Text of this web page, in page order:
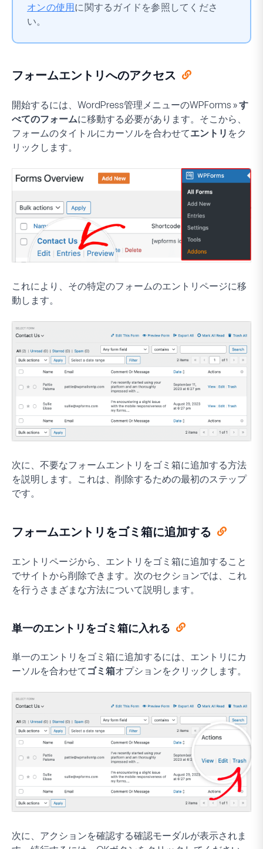
オンの使用に関するガイドを参照してくださ
い。
フォームエントリへのアクセス
開始するには、WordPress管理メニューのWPForms »す
べてのフォームに移動する必要があります。そこから、
フォームのタイトルにカーソルを合わせてエントリ をク
リックします。
これにより、その特定のフォームのエントリページに移
動します。
次に、不要なフォームエントリをゴミ箱に追加する方法
を説明します。これは、削除するための最初のステップ
です。
フォームエントリをゴミ箱に追加する
エントリページから、エントリをゴミ箱に追加すること
でサイトから削除できます。次のセクションでは、これ
を行うさまざまな方法について説明します。
単一のエントリをゴミ箱に入れる
単一のエントリをゴミ箱に追加するには、エントリにカ
ーソルを合わせて ゴミ箱オプションをクリックします。
次に、アクションを確認する確認モーダルが表示されま